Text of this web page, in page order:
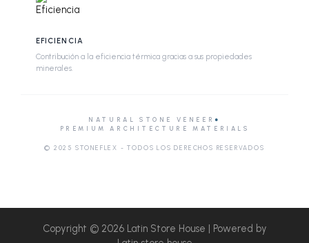
EFICIENCIA
Contribución a la eficiencia térmica gracias a sus propiedades
minerales.
NATURAL STONE VENEER●
PREMIUM ARCHITECTURE MATERIALS
© 2025 STONEFLEX - TODOS LOS DERECHOS RESERVADOS
Copyright © 2026 Latin Store House | Powered by